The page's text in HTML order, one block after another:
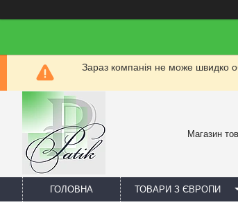
Зараз компанія не може швидко
Магазин
ГОЛОВНА ТОВАРИ З ЄВРОПИ